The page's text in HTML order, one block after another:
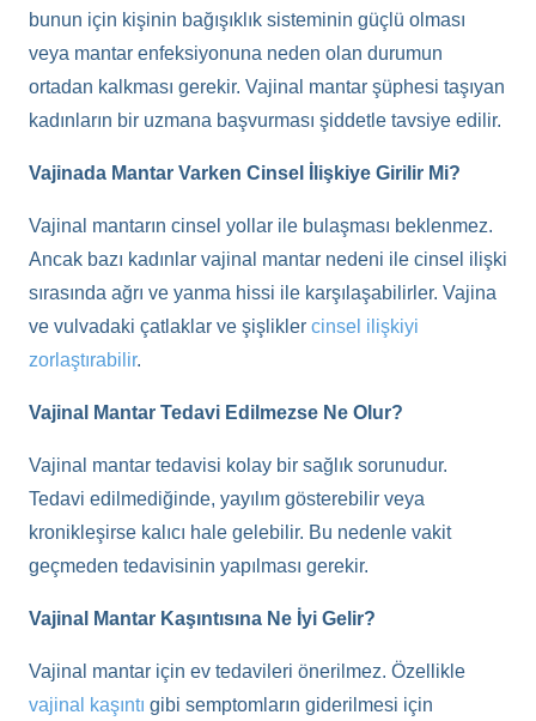
bunun için kişinin bağışıklık sisteminin güçlü olması
veya mantar enfeksiyonuna neden olan durumun
ortadan kalkması gerekir. Vajinal mantar şüphesi taşıyan
kadınların bir uzmana başvurması şiddetle tavsiye edilir.
Vajinada Mantar Varken Cinsel İlişkiye Girilir Mi?
Vajinal mantarın cinsel yollar ile bulaşması beklenmez.
Ancak bazı kadınlar vajinal mantar nedeni ile cinsel ilişki
sırasında ağrı ve yanma hissi ile karşılaşabilirler. Vajina
ve vulvadaki çatlaklar ve şişlikler cinsel ilişkiyi
zorlaştırabilir.
Vajinal Mantar Tedavi Edilmezse Ne Olur?
Vajinal mantar tedavisi kolay bir sağlık sorunudur.
Tedavi edilmediğinde, yayılım gösterebilir veya
kronikleşirse kalıcı hale gelebilir. Bu nedenle vakit
geçmeden tedavisinin yapılması gerekir.
Vajinal Mantar Kaşıntısına Ne İyi Gelir?
Vajinal mantar için ev tedavileri önerilmez. Özellikle
vajinal kaşıntı gibi semptomların giderilmesi için